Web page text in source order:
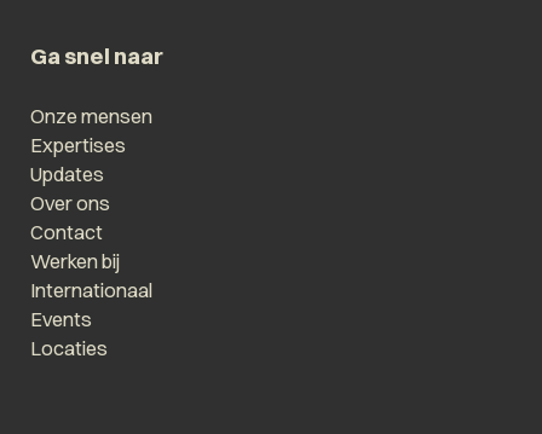
Ga snel naar
Onze mensen
Expertises
Updates
Over ons
Contact
Werken bij
Internationaal
Events
Locaties